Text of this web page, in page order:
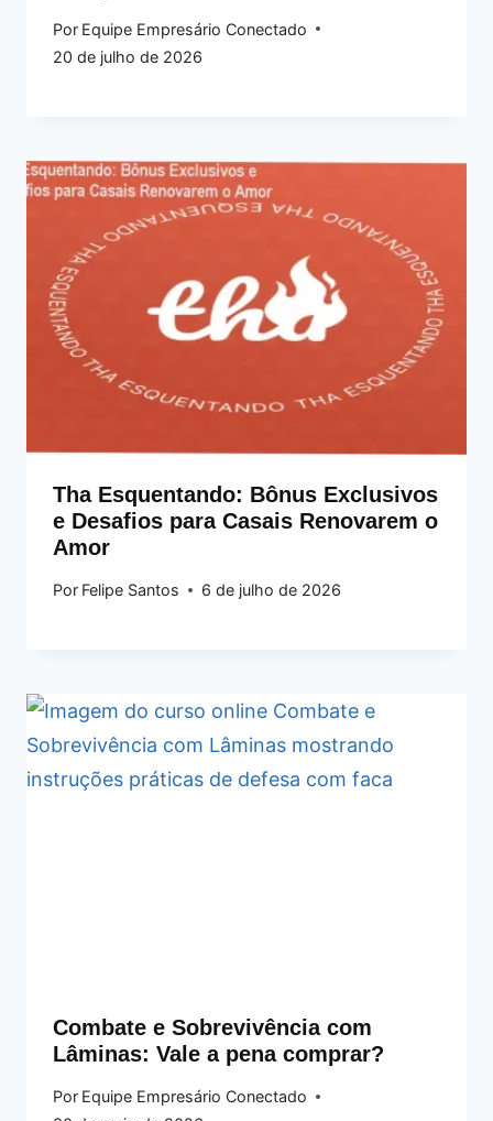
Por Equipe Empresário Conectado
20 de julho de 2026
Tha Esquentando: Bônus Exclusivos
e Desafios para Casais Renovarem o
Amor
Por Felipe Santos 6 de julho de 2026
Combate e Sobrevivência com
Lâminas: Vale a pena comprar?
Por Equipe Empresário Conectado